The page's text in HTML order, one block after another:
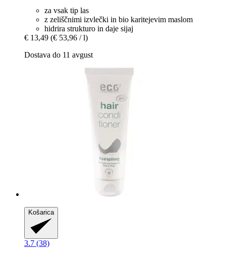
za vsak tip las
z zeliščnimi izvlečki in bio karitejevim maslom
hidrira strukturo in daje sijaj
€ 13,49 (€ 53,96 / l)
Dostava do 11 avgust
Košarica
3.7 (38)